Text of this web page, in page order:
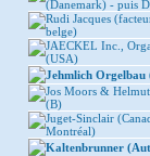
(Danemark) - puis
Rudi Jacques
belge)
JAECKEL Inc.,
(USA)
Jehmlich Orgelbau
Jos Moors &
(B)
Juget-Sinclair
Montréal)
Kaltenbrunner